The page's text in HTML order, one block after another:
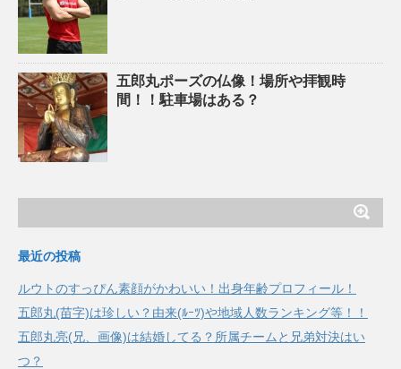
五郎丸ポーズの仏像！場所や拝観時
間！！駐車場はある？
最近の投稿
ルウトのすっぴん素顔がかわいい！出身年齢プロフィール！
五郎丸(苗字)は珍しい？由来(ﾙｰﾂ)や地域人数ランキング等！！
五郎丸亮(兄、画像)は結婚してる？所属チームと兄弟対決はい
つ？